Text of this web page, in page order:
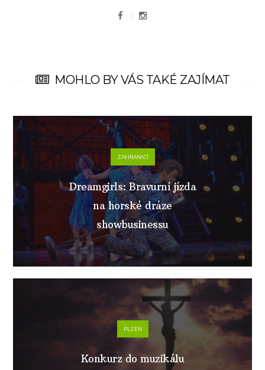
MOHLO BY VÁS TAKÉ ZAJÍMAT
ZAHRANIČÍ
Dreamgirls: Bravurní jízda
na horské dráze
showbusinessu
PLZEŇ
Konkurz do muzikálu